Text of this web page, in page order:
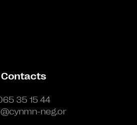
Contacts
35 15 44
neg.or